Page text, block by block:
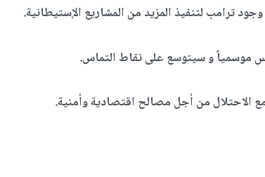
ترامب لتنفيذ المزيد من المشاريع الإستيطانية.
موسمياً و سيتوسع على نقاط التماس.
الاحتلال من أجل مصالح اقتصادية وأمنية.